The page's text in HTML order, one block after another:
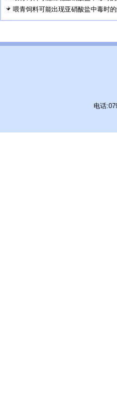
喂青饲料可能出现亚硝酸盐中毒时
电话